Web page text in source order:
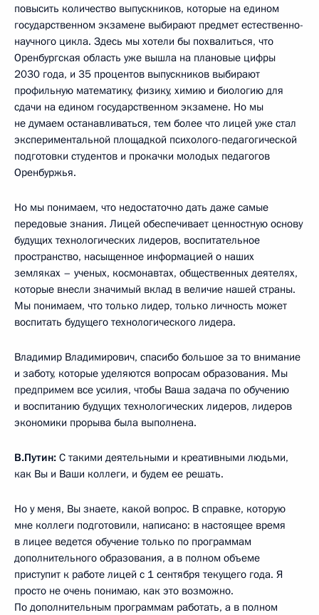
повысить количество выпускников, которые на едином
государственном экзамене выбирают предмет естественно-
научного цикла. Здесь мы хотели бы похвалиться, что
Оренбургская область уже вышла на плановые цифры
2030 года, и 35 процентов выпускников выбирают
профильную математику, физику, химию и биологию для
сдачи на едином государственном экзамене. Но мы
не думаем останавливаться, тем более что лицей уже стал
экспериментальной площадкой психолого-педагогической
подготовки студентов и прокачки молодых педагогов
Оренбуржья.
Но мы понимаем, что недостаточно дать даже самые
передовые знания. Лицей обеспечивает ценностную основу
будущих технологических лидеров, воспитательное
пространство, насыщенное информацией о наших
земляках – ученых, космонавтах, общественных деятелях,
которые внесли значимый вклад в величие нашей страны.
Мы понимаем, что только лидер, только личность может
воспитать будущего технологического лидера.
Владимир Владимирович, спасибо большое за то внимание
и заботу, которые уделяются вопросам образования. Мы
предпримем все усилия, чтобы Ваша задача по обучению
и воспитанию будущих технологических лидеров, лидеров
экономики прорыва была выполнена.
В.Путин: С такими деятельными и креативными людьми,
как Вы и Ваши коллеги, и будем ее решать.
Но у меня, Вы знаете, какой вопрос. В справке, которую
мне коллеги подготовили, написано: в настоящее время
в лицее ведется обучение только по программам
дополнительного образования, а в полном объеме
приступит к работе лицей с 1 сентября текущего года. Я
просто не очень понимаю, как это возможно.
По дополнительным программам работать, а в полном